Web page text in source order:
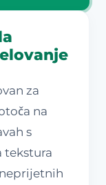
za
na
s
tekstura